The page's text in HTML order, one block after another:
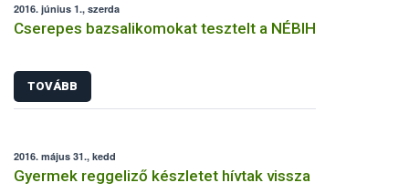
2016. június 1., szerda
Cserepes bazsalikomokat tesztelt a NÉBIH
TOVÁBB
2016. május 31., kedd
Gyermek reggeliző készletet hívtak vissza